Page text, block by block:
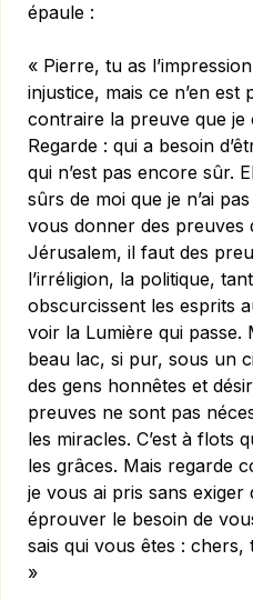
épaule :
« Pierre, tu as
injustice, mais ce n’en est
contraire la preuve que je
Regarde : qui a besoin
qui n’est pas encore sûr.
sûrs de moi que je n’ai
vous donner des preuves
Jérusalem, il faut des
l’irréligion, la politique,
obscurcissent les esprits
voir la Lumière qui
beau lac, si pur, sous un
des gens honnêtes et
preuves ne sont pas
les miracles. C’est à flots
les grâces. Mais regarde
je vous ai pris sans exiger
éprouver le besoin de
sais qui vous êtes :
»